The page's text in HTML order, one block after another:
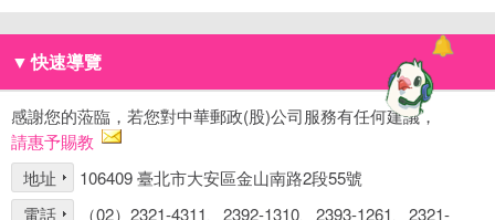
▼ 快速導覽
感謝您的蒞臨，若您對中華郵政(股)公司服務有任何建議，
請惠予賜教
地址
106409 臺北市大安區金山南路2段55號
電話
（02）2321-4311、2392-1310、2393-1261、2321-